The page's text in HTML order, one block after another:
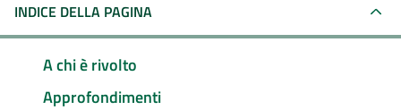
INDICE DELLA PAGINA
A chi è rivolto
Approfondimenti